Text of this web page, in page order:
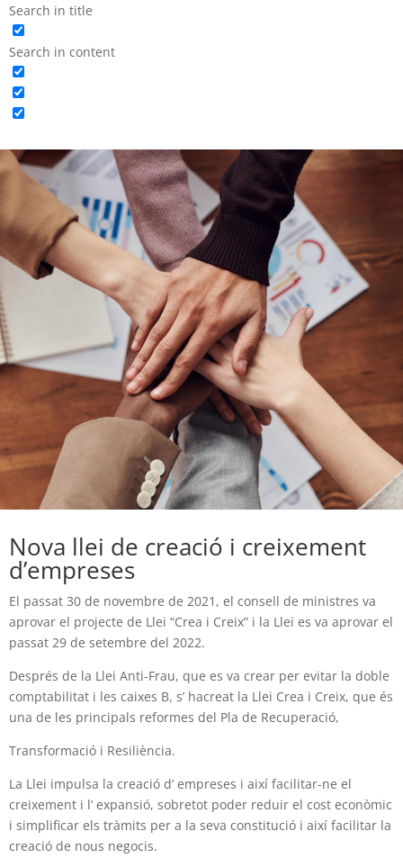
Search in title
Search in content
Nova llei de creació i creixement
d’empreses
El passat 30 de novembre de 2021, el consell de ministres va
aprovar el projecte de Llei “Crea i Creix” i la Llei es va aprovar el
passat 29 de setembre del 2022.
Després de la Llei Anti-Frau, que es va crear per evitar la doble
comptabilitat i les caixes B, s’ hacreat la Llei Crea i Creix, que és
una de les principals reformes del Pla de Recuperació,
Transformació i Resiliència.
La Llei impulsa la creació d’ empreses i així facilitar-ne el
creixement i l’ expansió, sobretot poder reduir el cost econòmic
i simplificar els tràmits per a la seva constitució i així facilitar la
creació de nous negocis.